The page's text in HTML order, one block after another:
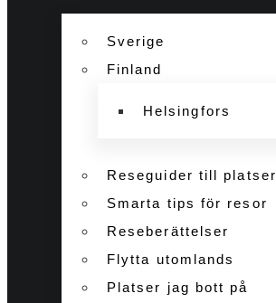
Sverige
Finland
Helsingfors
Reseguider till platser
Smarta tips för resor
Reseberättelser
Flytta utomlands
Platser jag bott på